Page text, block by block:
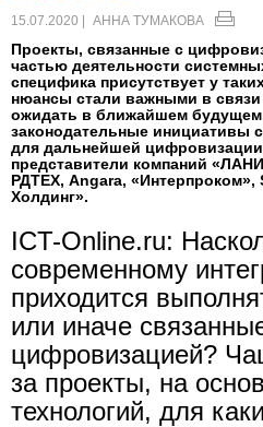
15.07.2020 | АННА ТУМАКОВА
Проекты, связанные с
частью деятельности
специфика присутствует у
нюансы стали важными в
ожидать в ближайшем будущем,
законодательные
для дальнейшей
представители компаний
РДТЕХ, Angara,
Холдинг».
ICT-Online.ru:
современному
приходится
или иначе
цифровизацией?
за проекты, на
технологий, для